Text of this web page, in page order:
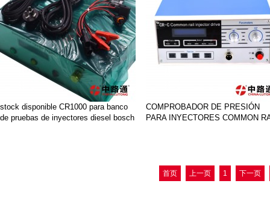
stock disponible CR1000 para banco
de pruebas de inyectores diesel bosch
COMPROBADOR DE PRESIÓN
PARA INYECTORES COMMON
首页 上一页 1 下一页